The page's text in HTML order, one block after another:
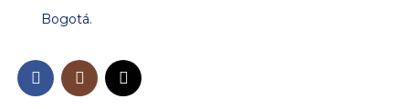
Bogotá.